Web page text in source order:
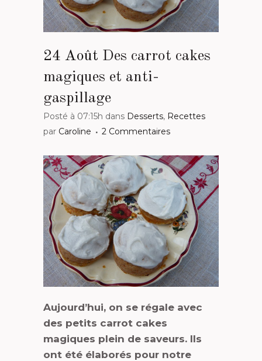
24 Août Des carrot cakes
magiques et anti-
gaspillage
Posté à 07:15h dans Desserts, Recettes
par Caroline 2 Commentaires
Aujourd’hui, on se régale avec
des petits carrot cakes
magiques plein de saveurs. Ils
ont été élaborés pour notre